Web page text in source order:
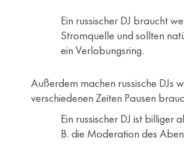
Ein russischer DJ braucht
Stromquelle und sollten
ein Verlobungsring.
Außerdem machen russische DJs
verschiedenen Zeiten Pausen
Ein russischer DJ ist billiger
B. die Moderation des